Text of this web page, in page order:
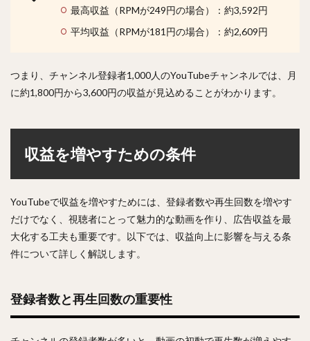
最高収益（RPMが249円の場合）：約3,592円
平均収益（RPMが181円の場合）：約2,609円
つまり、チャンネル登録者1,000人のYouTubeチャンネルでは、月
に約1,800円から3,600円の収益が見込めることがわかります。
収益を増やすための条件
YouTubeで収益を増やすためには、登録者数や再生回数を増やす
だけでなく、視聴者にとって魅力的な動画を作り、広告収益を最
大化する工夫も重要です。以下では、収益向上に影響を与える条
件について詳しく解説します。
登録者数と再生回数の重要性